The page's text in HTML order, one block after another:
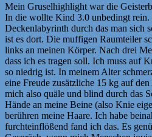
Mein Gruselhighlight war die
In die wollte Kind 3.0 unbedingt
Deckenlabyrinth durch das man sich
ist es dort. Die muffigen Raumteiler
links an meinen Körper. Nach drei
dass ich es tragen soll. Ich muss auf
so niedrig ist. In meinem Alter
eine Freude zusätzliche 15 kg auf
mich also quäle und blind durch das
Hände an meine Beine (also Knie
berühren meine Haare. Ich habe
furchteinflößend fand ich das. Es